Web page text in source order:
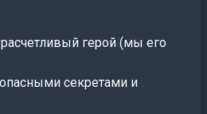
герой (мы его
секретами и